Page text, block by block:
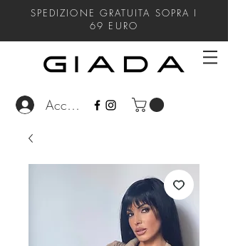
SPEDIZIONE GRATUITA SOPRA I
69 EURO
Accedi